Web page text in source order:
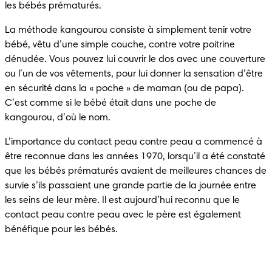
les bébés prématurés.
La méthode kangourou consiste à simplement tenir votre
bébé, vêtu d’une simple couche, contre votre poitrine
dénudée. Vous pouvez lui couvrir le dos avec une couverture
ou l’un de vos vêtements, pour lui donner la sensation d’être
en sécurité dans la « poche » de maman (ou de papa).
C’est comme si le bébé était dans une poche de
kangourou, d’où le nom.
L’importance du contact peau contre peau a commencé à
être reconnue dans les années 1970, lorsqu’il a été constaté
que les bébés prématurés avaient de meilleures chances de
survie s’ils passaient une grande partie de la journée entre
les seins de leur mère. Il est aujourd’hui reconnu que le
contact peau contre peau avec le père est également
bénéfique pour les bébés.